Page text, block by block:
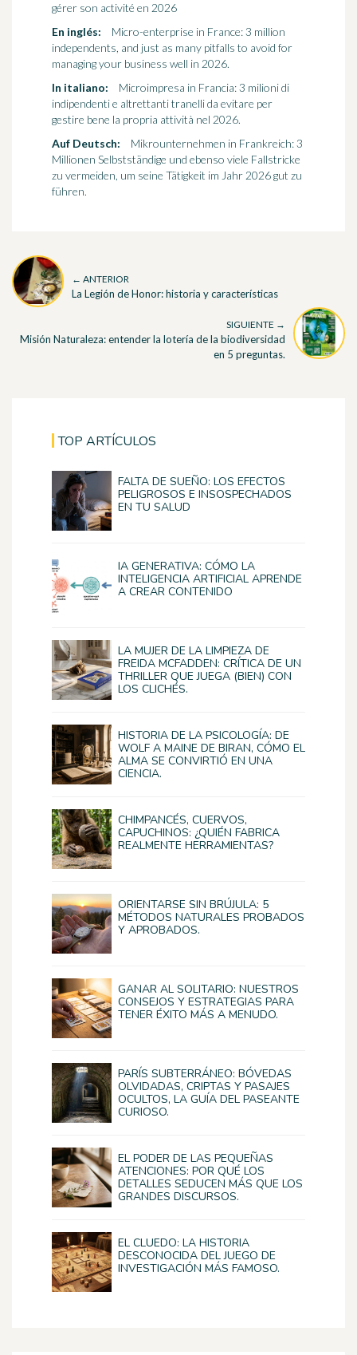
gérer son activité en 2026
En inglés:
Micro-enterprise in France: 3 million
independents, and just as many pitfalls to avoid for
managing your business well in 2026.
In italiano:
Microimpresa in Francia: 3 milioni di
indipendenti e altrettanti tranelli da evitare per
gestire bene la propria attività nel 2026.
Auf Deutsch:
Mikrounternehmen in Frankreich: 3
Millionen Selbstständige und ebenso viele Fallstricke
zu vermeiden, um seine Tätigkeit im Jahr 2026 gut zu
führen.
← ANTERIOR
La Legión de Honor: historia y características
SIGUIENTE →
Misión Naturaleza: entender la lotería de la biodiversidad
en 5 preguntas.
TOP ARTÍCULOS
FALTA DE SUEÑO: LOS EFECTOS
PELIGROSOS E INSOSPECHADOS
EN TU SALUD
IA GENERATIVA: CÓMO LA
INTELIGENCIA ARTIFICIAL APRENDE
A CREAR CONTENIDO
LA MUJER DE LA LIMPIEZA DE
FREIDA MCFADDEN: CRÍTICA DE UN
THRILLER QUE JUEGA (BIEN) CON
LOS CLICHÉS.
HISTORIA DE LA PSICOLOGÍA: DE
WOLF A MAINE DE BIRAN, CÓMO EL
ALMA SE CONVIRTIÓ EN UNA
CIENCIA.
CHIMPANCÉS, CUERVOS,
CAPUCHINOS: ¿QUIÉN FABRICA
REALMENTE HERRAMIENTAS?
ORIENTARSE SIN BRÚJULA: 5
MÉTODOS NATURALES PROBADOS
Y APROBADOS.
GANAR AL SOLITARIO: NUESTROS
CONSEJOS Y ESTRATEGIAS PARA
TENER ÉXITO MÁS A MENUDO.
PARÍS SUBTERRÁNEO: BÓVEDAS
OLVIDADAS, CRIPTAS Y PASAJES
OCULTOS, LA GUÍA DEL PASEANTE
CURIOSO.
EL PODER DE LAS PEQUEÑAS
ATENCIONES: POR QUÉ LOS
DETALLES SEDUCEN MÁS QUE LOS
GRANDES DISCURSOS.
EL CLUEDO: LA HISTORIA
DESCONOCIDA DEL JUEGO DE
INVESTIGACIÓN MÁS FAMOSO.